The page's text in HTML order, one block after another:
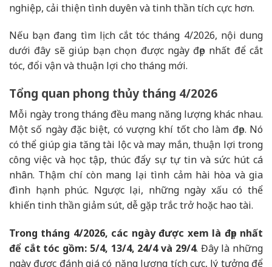
nghiệp, cải thiện tình duyên và tinh thần tích cực hơn.
Nếu bạn đang tìm lịch cắt tóc tháng 4/2026, nội dung
dưới đây sẽ giúp bạn chọn được ngày đẹp nhất để cắt
tóc, đổi vận và thuận lợi cho tháng mới.
Tổng quan phong thủy tháng 4/2026
Mỗi ngày trong tháng đều mang năng lượng khác nhau.
Một số ngày đặc biệt, có vượng khí tốt cho làm đẹp. Nó
có thể giúp gia tăng tài lộc và may mắn, thuận lợi trong
công việc và học tập, thúc đẩy sự tự tin và sức hút cá
nhân. Thậm chí còn mang lại tình cảm hài hòa và gia
đình hạnh phúc. Ngược lại, những ngày xấu có thể
khiến tinh thần giảm sút, dễ gặp trắc trở hoặc hao tài.
Trong tháng 4/2026, các ngày được xem là đẹp nhất
để cắt tóc gồm: 5/4, 13/4, 24/4 và 29/4. Đây là những
ngày được đánh giá có năng lượng tích cực, lý tưởng để